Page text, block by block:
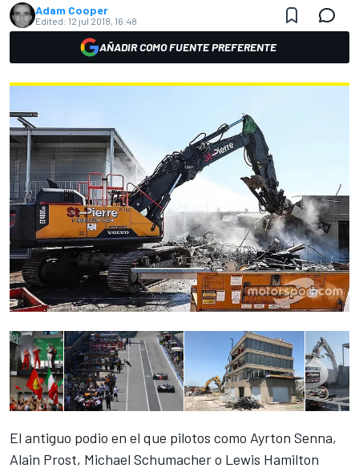
Adam Cooper
Edited: 12 jul 2018, 16:48
AÑADIR COMO FUENTE PREFERENTE
El antiguo podio en el que pilotos como Ayrton Senna,
Alain Prost, Michael Schumacher o Lewis Hamilton